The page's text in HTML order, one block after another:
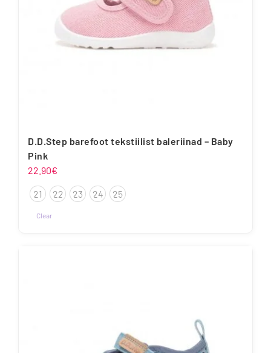
D.D.Step barefoot tekstiilist baleriinad – Baby
Pink
22.90€
21 22 23 24 25
Clear